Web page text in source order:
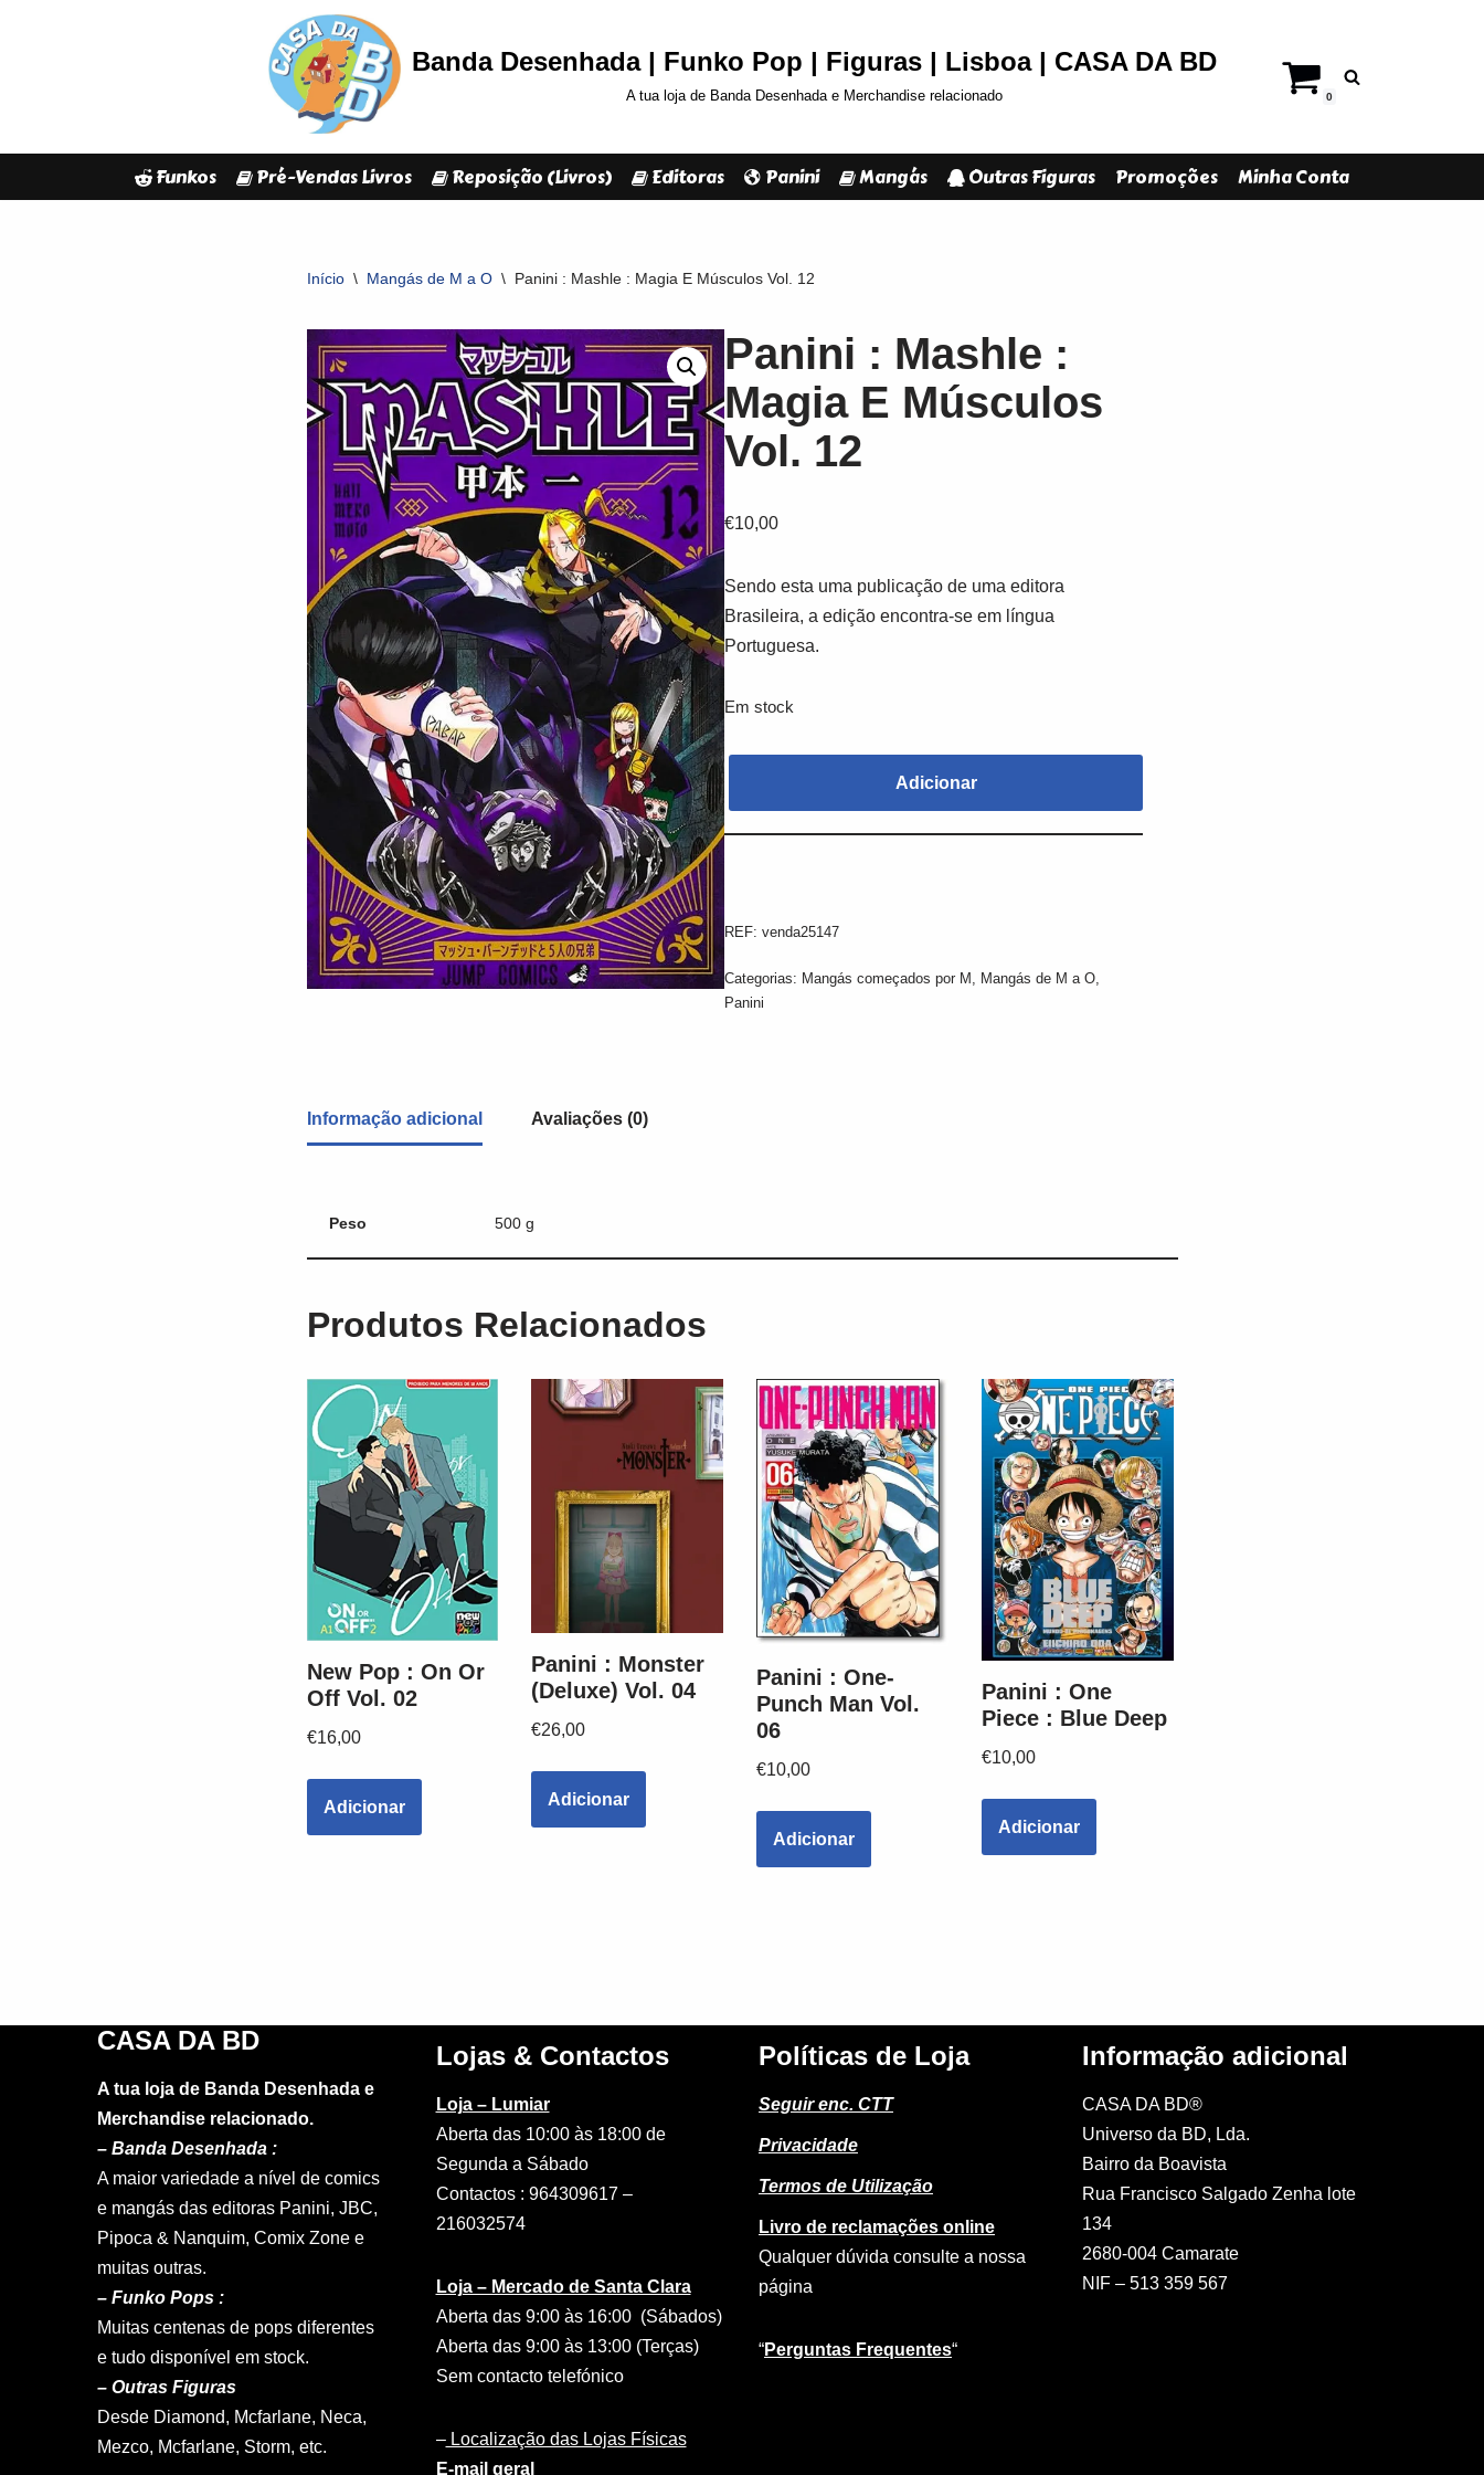
conteúdo
Banda Desenhada | Funko Pop | Figuras | Lisboa | CASA DA BD
A tua loja de Banda Desenhada e Merchandise relacionado 0
Funkos Pré-Vendas Livros Reposição (Livros) Editoras Panini Mangás Outras Figuras Promoções Minha Conta
Início \ Mangás de M a O \ Panini : Mashle : Magia E Músculos Vol. 12
Panini : Mashle :
Magia E Músculos
Vol. 12
€10,00
Sendo esta uma publicação de uma editora
Brasileira, a edição encontra-se em língua
Portuguesa.
Em stock
Adicionar
REF:venda25147
Categorias: Mangás começados por M , Mangás de M a O,
Panini
Informação adicional Avaliações (0)
Peso 500 g
Produtos Relacionados
New Pop : On Or
Off Vol. 02
€16,00
Adicionar
Panini : Monster
(Deluxe) Vol. 04
€26,00
Adicionar
Panini : One-
Punch Man Vol.
06
€10,00
Adicionar
Panini : One
Piece : Blue Deep
€10,00
Adicionar
CASA DA BD
A tua loja de Banda Desenhada e
Merchandise relacionado.
– Banda Desenhada :
A maior variedade a nível de comics
e mangás das editoras Panini, JBC,
Pipoca & Nanquim, Comix Zone e
muitas outras.
– Funko Pops :
Muitas centenas de pops diferentes
e tudo disponível em stock.
– Outras Figuras
Desde Diamond, Mcfarlane, Neca,
Mezco, Mcfarlane, Storm, etc.
Lojas & Contactos
Loja – Lumiar
Aberta das 10:00 às 18:00 de
Segunda a Sábado
Contactos : 964309617 –
216032574
Loja – Mercado de Santa Clara
Aberta das 9:00 às 16:00 (Sábados)
Aberta das 9:00 às 13:00 (Terças)
Sem contacto telefónico
–Localização das Lojas Físicas
E-mail geral
Políticas de Loja
Seguir enc. CTT
Privacidade
Termos de Utilização
Livro de reclamações online
Qualquer dúvida consulte a nossa
página
“Perguntas Frequentes“
Informação adicional
CASA DA BD®
Universo da BD, Lda.
Bairro da Boavista
Rua Francisco Salgado Zenha lote
134
2680-004 Camarate
NIF – 513 359 567